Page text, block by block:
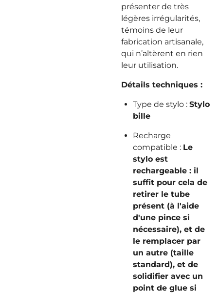
présenter de très
légères irrégularités,
témoins de leur
fabrication artisanale,
qui n’altèrent en rien
leur utilisation.
Détails techniques :
Type de stylo : Stylo
bille
Recharge
compatible : Le
stylo est
rechargeable : il
suffit pour cela de
retirer le tube
présent (à l'aide
d'une pince si
nécessaire), et de
le remplacer par
un autre (taille
standard), et de
solidifier avec un
point de glue si